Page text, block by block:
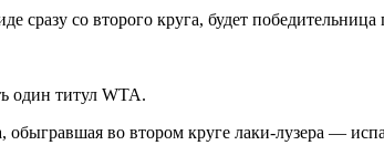
сразу со второго круга, будет
один титул WTA.
во втором круге лаки-лузера —